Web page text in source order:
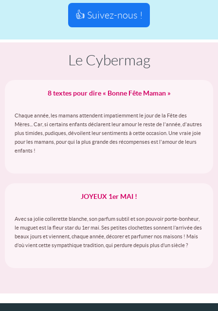
👍 Suivez-nous !
Le Cybermag
8 textes pour dire « Bonne Fête Maman »
Chaque année, les mamans attendent impatiemment le jour de la Fête des
Mères... Car, si certains enfants déclarent leur amour le reste de l'année, d'autres
plus timides, pudiques, dévoilent leur sentiments à cette occasion. Une vraie joie
pour les mamans, pour qui la plus grande des récompenses est l'amour de leurs
enfants !
JOYEUX 1er MAI !
Avec sa jolie collerette blanche, son parfum subtil et son pouvoir porte-bonheur,
le muguet est la fleur star du 1er mai. Ses petites clochettes sonnent l’arrivée des
beaux jours et viennent, chaque année, décorer et parfumer nos maisons ! Mais
d’où vient cette sympathique tradition, qui perdure depuis plus d’un siècle ?